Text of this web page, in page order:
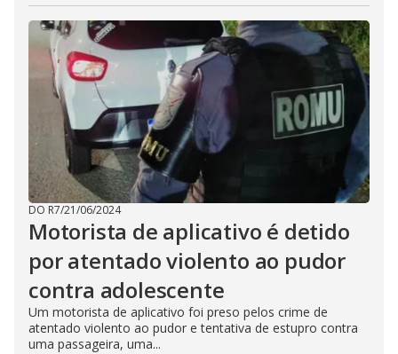
DO R7/21/06/2024
Motorista de aplicativo é detido
por atentado violento ao pudor
contra adolescente
Um motorista de aplicativo foi preso pelos crime de
atentado violento ao pudor e tentativa de estupro contra
uma passageira, uma...